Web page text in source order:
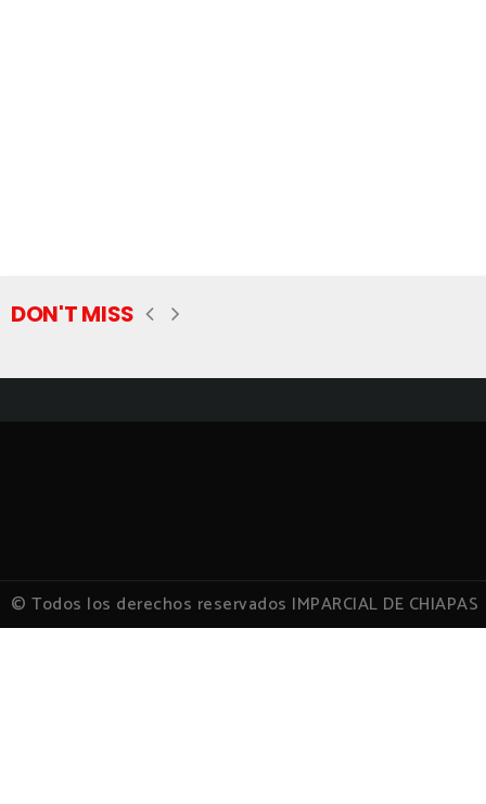
DON'T MISS
© Todos los derechos reservados IMPARCIAL DE CHIAPAS